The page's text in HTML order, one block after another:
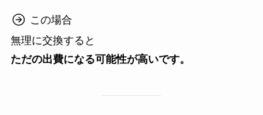
この場合
無理に交換すると
ただの出費になる可能性が高いです。